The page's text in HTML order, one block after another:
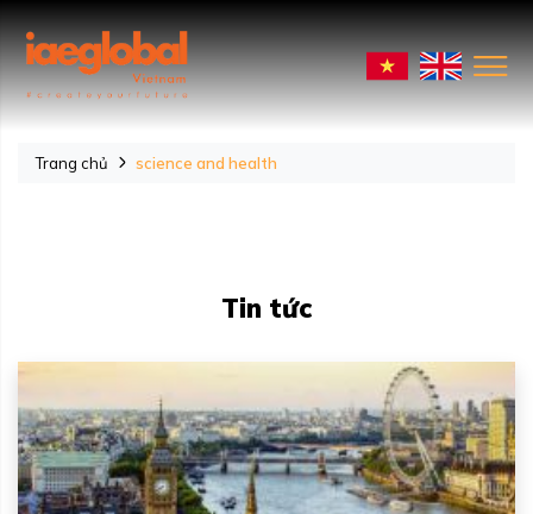
Trang chủ science and health
Tin tức